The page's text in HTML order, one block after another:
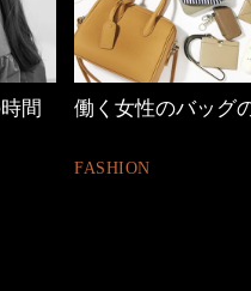
間
働く女性のバッグ
FASHION